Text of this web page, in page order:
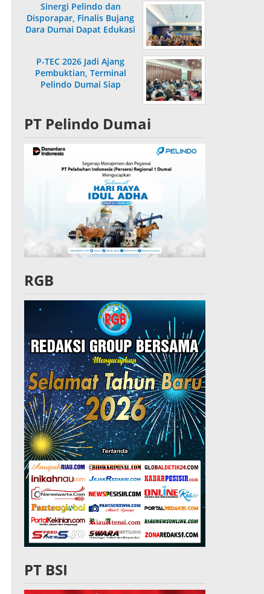
Sinergi Pelindo dan
Disporapar, Finalis Bujang
Dara Dumai Dapat Edukasi
P-TEC 2026 Jadi Ajang
Pembuktian, Terminal
Pelindo Dumai Siap
PT Pelindo Dumai
RGB
PT BSI